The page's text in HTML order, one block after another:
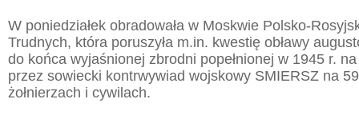
W poniedziałek obradowała w Moskwie Polsko-
Trudnych, która poruszyła m.in. kwestię obławy
do końca wyjaśnionej zbrodni popełnionej w 1945 r.
przez sowiecki kontrwywiad wojskowy SMIERSZ na
żołnierzach i cywilach.